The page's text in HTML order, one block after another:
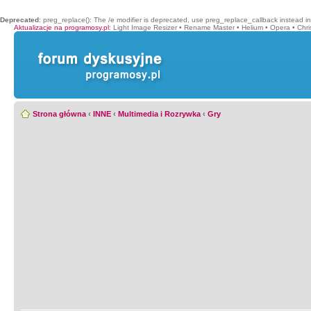
Deprecated: preg_replace(): The /e modifier is deprecated, use preg_replace_callback instead
Aktualizacje na programosy.pl: Light Image Resizer • Rename Master • Helium • Opera •
Strona główna ‹ INNE ‹ Multimedia i Rozrywka ‹ Gry